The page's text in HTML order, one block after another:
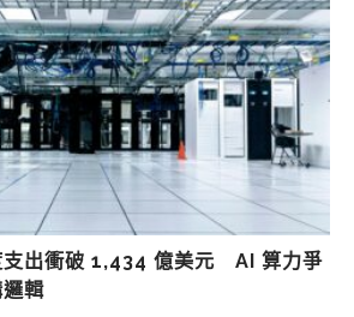
支出衝破 1,434 億美元 AI 算力爭
輯